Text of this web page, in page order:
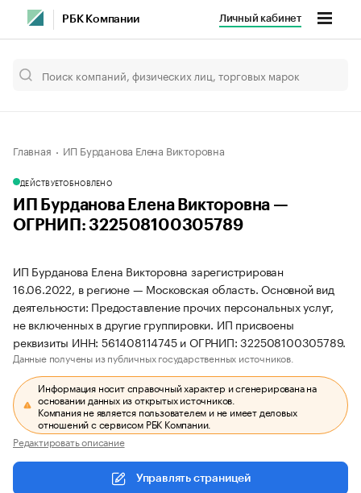
РБК Компании Личный кабинет
Главная ИП Бурданова Елена Викторовна
ДЕЙСТВУЕТОБНОВЛЕНО
ИП Бурданова Елена Викторовна —
ОГРНИП: 322508100305789
ИП Бурданова Елена Викторовна зарегистрирован
16.06.2022, в регионе — Московская область. Основной вид
деятельности: Предоставление прочих персональных услуг,
не включенных в другие группировки. ИП присвоены
реквизиты ИНН: 561408114745 и ОГРНИП: 322508100305789.
Данные получены из публичных государственных источников.
Информация носит справочный характер и сгенерирована на
основании данных из открытых источников.
Компания не является пользователем и не имеет деловых
отношений с сервисом РБК Компании.
Редактировать описание
Управлять страницей